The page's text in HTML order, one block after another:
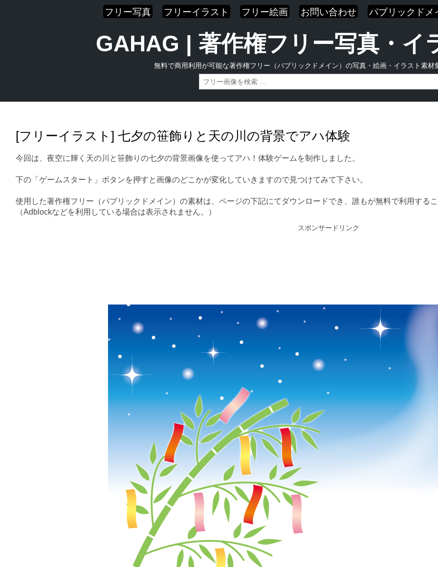
フリー写真 フリーイラスト フリー絵画 お問い合わせ パブリックドメ
GAHAG | 著作権フリー写真・イ
無料で商用利用が可能な著作権フリー（パブリックドメイン）の写真・絵画・イラスト素材
[フリーイラスト] 七夕の笹飾りと天の川の背景でアハ体験
今回は、夜空に輝く天の川と笹飾りの七夕の背景画像を使ってアハ！体験ゲームを制作しました。
下の「ゲームスタート」ボタンを押すと画像のどこかが変化していきますので見つけてみて下さい。
使用した著作権フリー（パブリックドメイン）の素材は、ページの下記にてダウンロードでき、誰もが無料で利用するこ
（Adblockなどを利用している場合は表示されません。）
スポンサードリンク